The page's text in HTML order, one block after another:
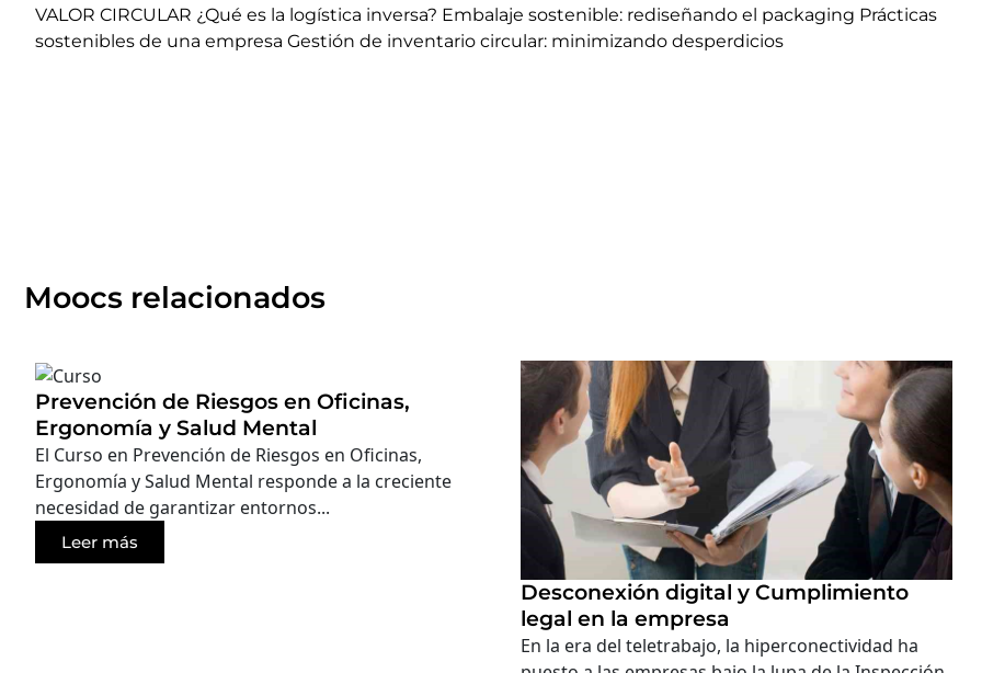
VALOR CIRCULAR ¿Qué es la logística inversa? Embalaje sostenible: rediseñando el packaging Prácticas
sostenibles de una empresa Gestión de inventario circular: minimizando desperdicios
Moocs relacionados
Prevención de Riesgos en Oficinas,
Ergonomía y Salud Mental
El Curso en Prevención de Riesgos en Oficinas,
Ergonomía y Salud Mental responde a la creciente
necesidad de garantizar entornos...
Leer más
Desconexión digital y Cumplimiento
legal en la empresa
En la era del teletrabajo, la hiperconectividad ha